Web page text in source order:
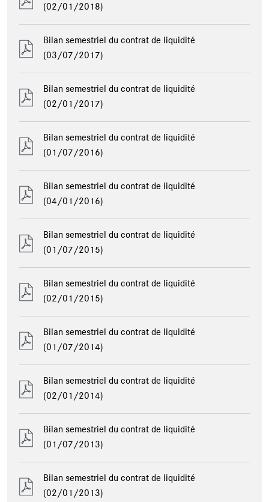
(02/01/2018)
Bilan semestriel du contrat de liquidité
(03/07/2017)
Bilan semestriel du contrat de liquidité
(02/01/2017)
Bilan semestriel du contrat de liquidité
(01/07/2016)
Bilan semestriel du contrat de liquidité
(04/01/2016)
Bilan semestriel du contrat de liquidité
(01/07/2015)
Bilan semestriel du contrat de liquidité
(02/01/2015)
Bilan semestriel du contrat de liquidité
(01/07/2014)
Bilan semestriel du contrat de liquidité
(02/01/2014)
Bilan semestriel du contrat de liquidité
(01/07/2013)
Bilan semestriel du contrat de liquidité
(02/01/2013)